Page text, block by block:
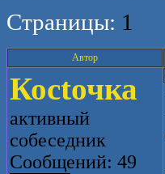
Страницы: 1
Автор
Косtочка
активный
собеседник
Сообщений: 49